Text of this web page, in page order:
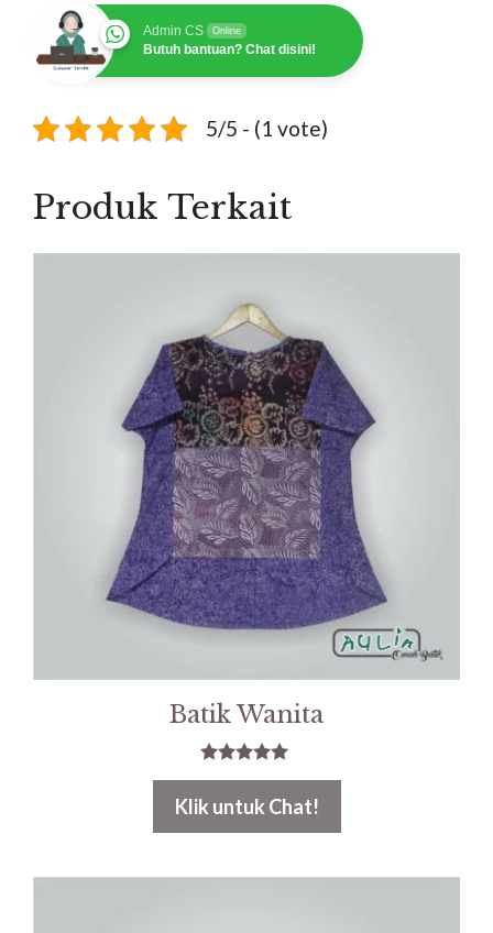
Admin CS Online
Butuh bantuan? Chat disini!
5/5 - (1 vote)
Produk Terkait
Batik Wanita
5.00
Klik untuk Chat!